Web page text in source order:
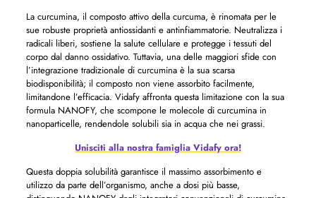
La curcumina, il composto attivo della curcuma, è rinomata per le
sue robuste proprietà antiossidanti e antinfiammatorie. Neutralizza i
radicali liberi, sostiene la salute cellulare e protegge i tessuti del
corpo dal danno ossidativo. Tuttavia, una delle maggiori sfide con
l’integrazione tradizionale di curcumina è la sua scarsa
biodisponibilità; il composto non viene assorbito facilmente,
limitandone l’efficacia. Vidafy affronta questa limitazione con la sua
formula NANOFY, che scompone le molecole di curcumina in
nanoparticelle, rendendole solubili sia in acqua che nei grassi.
Unisciti alla nostra famiglia Vidafy ora!
Questa doppia solubilità garantisce il massimo assorbimento e
utilizzo da parte dell’organismo, anche a dosi più basse,